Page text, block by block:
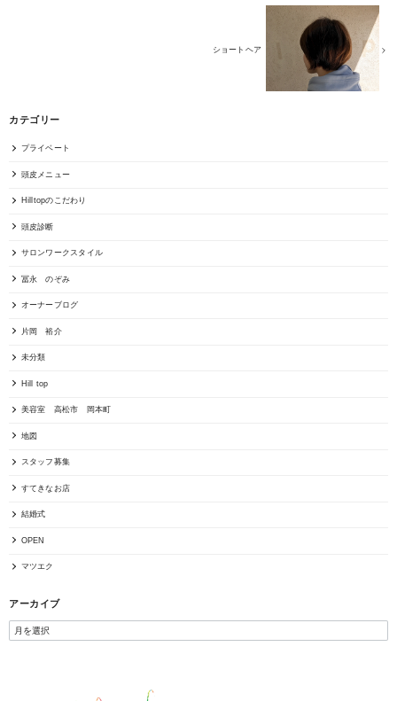
ショートヘア
カテゴリー
プライベート
頭皮メニュー
Hilltopのこだわり
頭皮診断
サロンワークスタイル
冨永 のぞみ
オーナーブログ
片岡 裕介
未分類
Hill top
美容室 高松市 岡本町
地図
スタッフ募集
すてきなお店
結婚式
OPEN
マツエク
アーカイブ